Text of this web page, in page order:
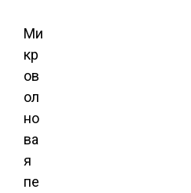
Ми
кр
ов
ол
но
ва
я
пе